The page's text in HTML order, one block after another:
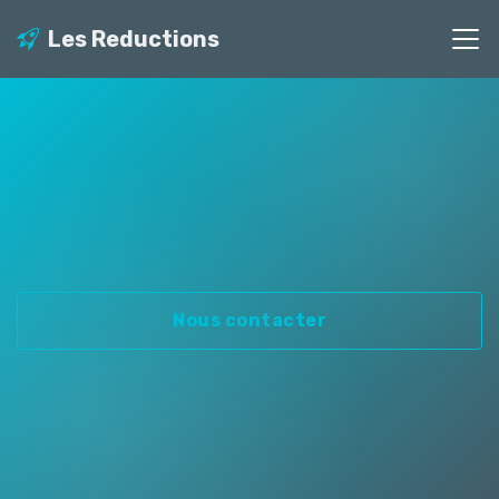
Les Reductions
Nous contacter